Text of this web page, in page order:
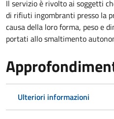
Il servizio è rivolto ai soggetti
di rifiuti ingombranti presso la
causa della loro forma, peso e
portati allo smaltimento
Ulteriori informazioni